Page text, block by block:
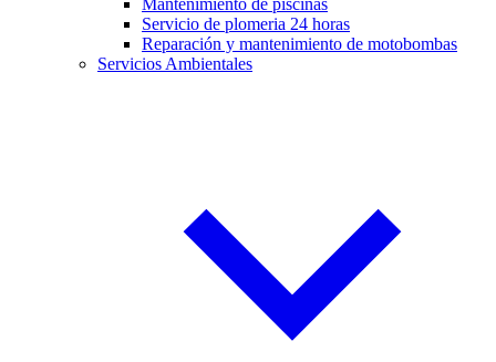
Servicio de plomeria 24 horas
Reparación y mantenimiento de motobombas
Servicios Ambientales